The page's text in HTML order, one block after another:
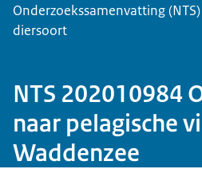
Onderzoekssamenvatting (NTS)
diersoort
NTS 202010984
naar pelagische
Waddenzee